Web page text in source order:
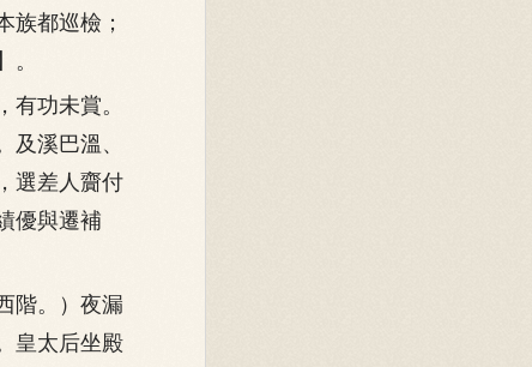
族都巡檢；
功未賞。
溪巴溫、
選差人齎付
優與遷補
階。）夜漏
皇太后坐殿